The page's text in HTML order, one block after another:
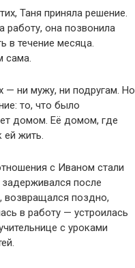
Таня приняла решение.
работу, она позвонила
в течение месяца.
сама.
— ни мужу, ни подругам. Но
то, что было
домом. Её домом, где
ей жить.
с Иваном стали
после
возвращался поздно,
в работу — устроилась
с уроками